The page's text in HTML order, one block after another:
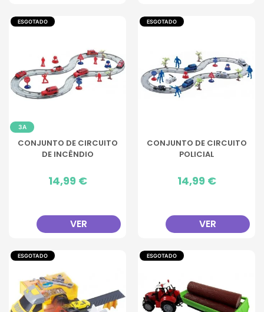
ESGOTADO
3A
CONJUNTO DE CIRCUITO
DE INCÊNDIO
Preço
14,99 €
VER
ESGOTADO
CONJUNTO DE CIRCUITO
POLICIAL
Preço
14,99 €
VER
ESGOTADO ESGOTADO